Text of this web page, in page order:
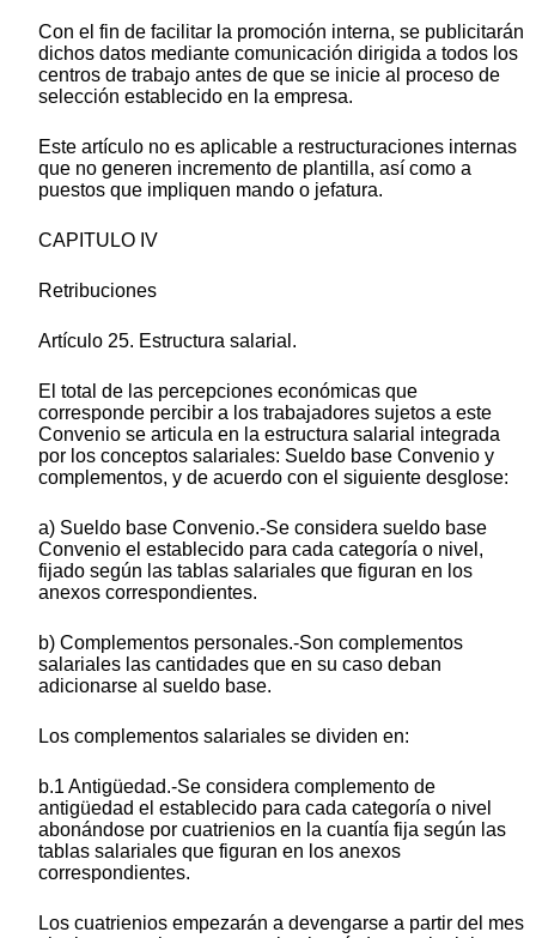
Con el fin de facilitar la promoción interna, se publicitarán
dichos datos mediante comunicación dirigida a todos los
centros de trabajo antes de que se inicie al proceso de
selección establecido en la empresa.
Este artículo no es aplicable a restructuraciones internas
que no generen incremento de plantilla, así como a
puestos que impliquen mando o jefatura.
CAPITULO IV
Retribuciones
Artículo 25. Estructura salarial.
El total de las percepciones económicas que
corresponde percibir a los trabajadores sujetos a este
Convenio se articula en la estructura salarial integrada
por los conceptos salariales: Sueldo base Convenio y
complementos, y de acuerdo con el siguiente desglose:
a) Sueldo base Convenio.-Se considera sueldo base
Convenio el establecido para cada categoría o nivel,
fijado según las tablas salariales que figuran en los
anexos correspondientes.
b) Complementos personales.-Son complementos
salariales las cantidades que en su caso deban
adicionarse al sueldo base.
Los complementos salariales se dividen en:
b.1 Antigüedad.-Se considera complemento de
antigüedad el establecido para cada categoría o nivel
abonándose por cuatrienios en la cuantía fija según las
tablas salariales que figuran en los anexos
correspondientes.
Los cuatrienios empezarán a devengarse a partir del mes